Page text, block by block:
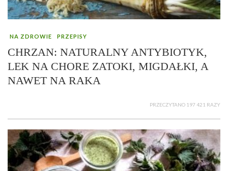
NA ZDROWIE PRZEPISY
CHRZAN: NATURALNY ANTYBIOTYK,
LEK NA CHORE ZATOKI, MIGDAŁKI, A
NAWET NA RAKA
PRZECZYTANO 197 421 RAZY